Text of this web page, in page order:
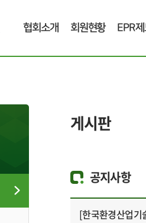
협회소개 회원현황 EPR
게시판
공지사항
[한국환경산업기